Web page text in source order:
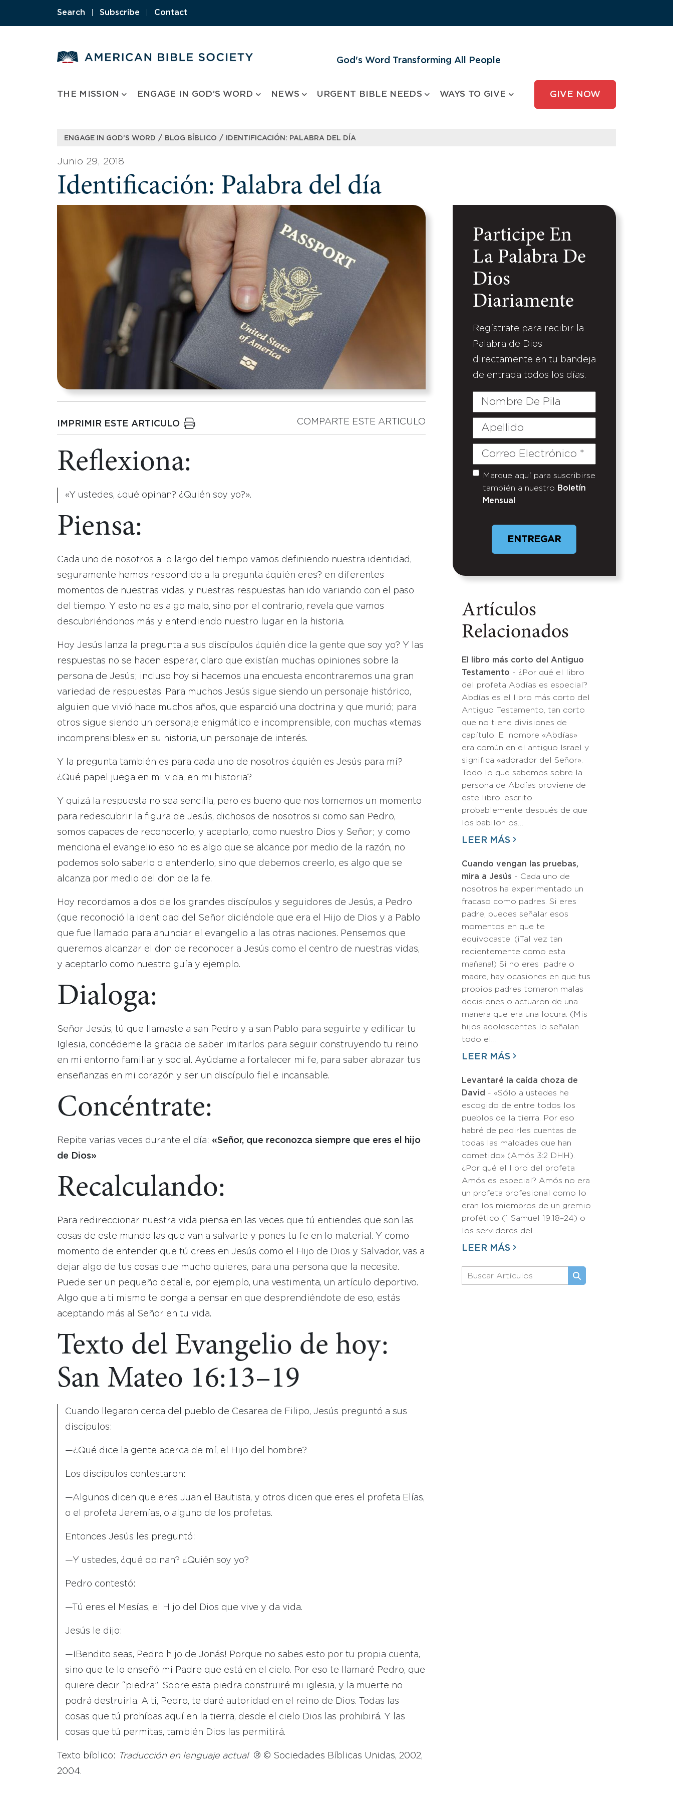
Search Subscribe Contact
God's Word Transforming All People
THE MISSION ENGAGE IN GOD’S WORD NEWS URGENT BIBLE NEEDS WAYS TO GIVE GIVE NOW
ENGAGE IN GOD’S WORD / BLOG BÍBLICO / IDENTIFICACIÓN: PALABRA DEL DÍA
Junio 29, 2018
Identificación: Palabra del día
IMPRIMIR ESTE ARTICULO COMPARTE ESTE ARTICULO
Reflexiona:
«Y ustedes, ¿qué opinan? ¿Quién soy yo?».
Piensa:
Cada uno de nosotros a lo largo del tiempo vamos definiendo nuestra identidad,
seguramente hemos respondido a la pregunta ¿quién eres? en diferentes
momentos de nuestras vidas, y nuestras respuestas han ido variando con el paso
del tiempo. Y esto no es algo malo, sino por el contrario, revela que vamos
descubriéndonos más y entendiendo nuestro lugar en la historia.
Hoy Jesús lanza la pregunta a sus discípulos ¿quién dice la gente que soy yo? Y las
respuestas no se hacen esperar, claro que existían muchas opiniones sobre la
persona de Jesús; incluso hoy si hacemos una encuesta encontraremos una gran
variedad de respuestas. Para muchos Jesús sigue siendo un personaje histórico,
alguien que vivió hace muchos años, que esparció una doctrina y que murió; para
otros sigue siendo un personaje enigmático e incomprensible, con muchas «temas
incomprensibles» en su historia, un personaje de interés.
Y la pregunta también es para cada uno de nosotros ¿quién es Jesús para mí?
¿Qué papel juega en mi vida, en mi historia?
Y quizá la respuesta no sea sencilla, pero es bueno que nos tomemos un momento
para redescubrir la figura de Jesús, dichosos de nosotros si como san Pedro,
somos capaces de reconocerlo, y aceptarlo, como nuestro Dios y Señor; y como
menciona el evangelio eso no es algo que se alcance por medio de la razón, no
podemos solo saberlo o entenderlo, sino que debemos creerlo, es algo que se
alcanza por medio del don de la fe.
Hoy recordamos a dos de los grandes discípulos y seguidores de Jesús, a Pedro
(que reconoció la identidad del Señor diciéndole que era el Hijo de Dios y a Pablo
que fue llamado para anunciar el evangelio a las otras naciones. Pensemos que
queremos alcanzar el don de reconocer a Jesús como el centro de nuestras vidas,
y aceptarlo como nuestro guía y ejemplo.
Dialoga:
Señor Jesús, tú que llamaste a san Pedro y a san Pablo para seguirte y edificar tu
Iglesia, concédeme la gracia de saber imitarlos para seguir construyendo tu reino
en mi entorno familiar y social. Ayúdame a fortalecer mi fe, para saber abrazar tus
enseñanzas en mi corazón y ser un discípulo fiel e incansable.
Concéntrate:
Repite varias veces durante el día: «Señor, que reconozca siempre que eres el hijo
de Dios»
Recalculando:
Para redireccionar nuestra vida piensa en las veces que tú entiendes que son las
cosas de este mundo las que van a salvarte y pones tu fe en lo material. Y como
momento de entender que tú crees en Jesús como el Hijo de Dios y Salvador, vas a
dejar algo de tus cosas que mucho quieres, para una persona que la necesite.
Puede ser un pequeño detalle, por ejemplo, una vestimenta, un artículo deportivo.
Algo que a ti mismo te ponga a pensar en que desprendiéndote de eso, estás
aceptando más al Señor en tu vida.
Texto del Evangelio de hoy:
San Mateo 16:13–19
Cuando llegaron cerca del pueblo de Cesarea de Filipo, Jesús preguntó a sus
discípulos:
—¿Qué dice la gente acerca de mí, el Hijo del hombre?
Los discípulos contestaron:
—Algunos dicen que eres Juan el Bautista, y otros dicen que eres el profeta Elías,
o el profeta Jeremías, o alguno de los profetas.
Entonces Jesús les preguntó:
—Y ustedes, ¿qué opinan? ¿Quién soy yo?
Pedro contestó:
—Tú eres el Mesías, el Hijo del Dios que vive y da vida.
Jesús le dijo:
—¡Bendito seas, Pedro hijo de Jonás! Porque no sabes esto por tu propia cuenta,
sino que te lo enseñó mi Padre que está en el cielo. Por eso te llamaré Pedro, que
quiere decir “piedra”. Sobre esta piedra construiré mi iglesia, y la muerte no
podrá destruirla. A ti, Pedro, te daré autoridad en el reino de Dios. Todas las
cosas que tú prohíbas aquí en la tierra, desde el cielo Dios las prohibirá. Y las
cosas que tú permitas, también Dios las permitirá.
Texto bíblico: Traducción en lenguaje actual ® © Sociedades Bíblicas Unidas, 2002,
2004.
Participe En
La Palabra De
Dios
Diariamente
Regístrate para recibir la
Palabra de Dios
directamente en tu bandeja
de entrada todos los días.
Nombre
Pila
Apellido
Correo
Untitled
Marque aquí para suscribirse
también a nuestro Boletín
Mensual
Artículos
Relacionados
El libro más corto del Antiguo
Testamento - ¿Por qué el libro
del profeta Abdías es especial?
Abdías es el libro más corto del
Antiguo Testamento, tan corto
que no tiene divisiones de
capítulo. El nombre «Abdías»
era común en el antiguo Israel y
significa «adorador del Señor».
Todo lo que sabemos sobre la
persona de Abdías proviene de
este libro, escrito
probablemente después de que
los babilonios…
LEER MÁS
Cuando vengan las pruebas,
mira a Jesús - Cada uno de
nosotros ha experimentado un
fracaso como padres. Si eres
padre, puedes señalar esos
momentos en que te
equivocaste. (¡Tal vez tan
recientemente como esta
mañana!) Si no eres padre o
madre, hay ocasiones en que tus
propios padres tomaron malas
decisiones o actuaron de una
manera que era una locura. (Mis
hijos adolescentes lo señalan
todo el…
LEER MÁS
Levantaré la caída choza de
David - «Sólo a ustedes he
escogido de entre todos los
pueblos de la tierra. Por eso
habré de pedirles cuentas de
todas las maldades que han
cometido» (Amós 3:2 DHH).
¿Por qué el libro del profeta
Amós es especial? Amós no era
un profeta profesional como lo
eran los miembros de un gremio
profético (1 Samuel 19:18–24) o
los servidores del…
LEER MÁS